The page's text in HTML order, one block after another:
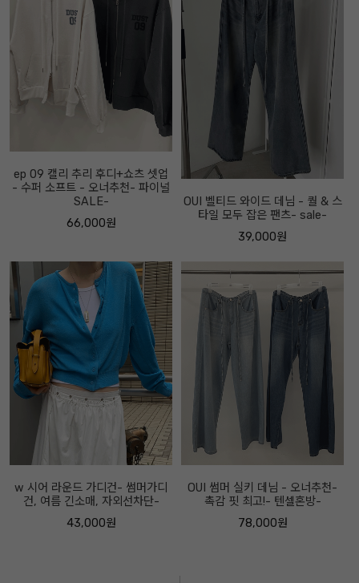
ep 09 캘리 추리 후디+쇼츠 셋업
- 수퍼 소프트 - 오너추천- 파이널
SALE-
66,000원
OUI 벨티드 와이드 데님 - 퀄 & 스
타일 모두 잡은 팬츠- sale-
39,000원
w 시어 라운드 가디건- 썸머가디
건, 여름 긴소매, 자외선차단-
43,000원
OUI 썸머 실키 데님 - 오너추천-
촉감 핏 최고!- 텐셀혼방-
78,000원